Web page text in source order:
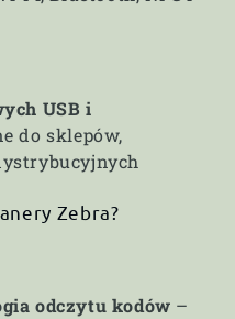
USB i
do sklepów,
Zebra?
odczytu kodów –